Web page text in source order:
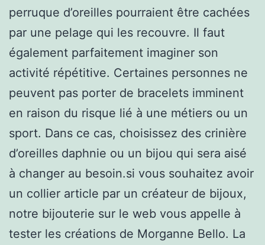
perruque d’oreilles pourraient être cachées
par une pelage qui les recouvre. Il faut
également parfaitement imaginer son
activité répétitive. Certaines personnes ne
peuvent pas porter de bracelets imminent
en raison du risque lié à une métiers ou un
sport. Dans ce cas, choisissez des crinière
d’oreilles daphnie ou un bijou qui sera aisé
à changer au besoin.si vous souhaitez avoir
un collier article par un créateur de bijoux,
notre bijouterie sur le web vous appelle à
tester les créations de Morganne Bello. La